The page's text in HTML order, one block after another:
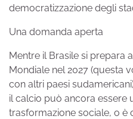
democratizzazione degli
Una domanda aperta
Mentre il Brasile si prepara
Mondiale nel 2027 (questa
con altri paesi
il calcio può ancora essere
trasformazione sociale, o è